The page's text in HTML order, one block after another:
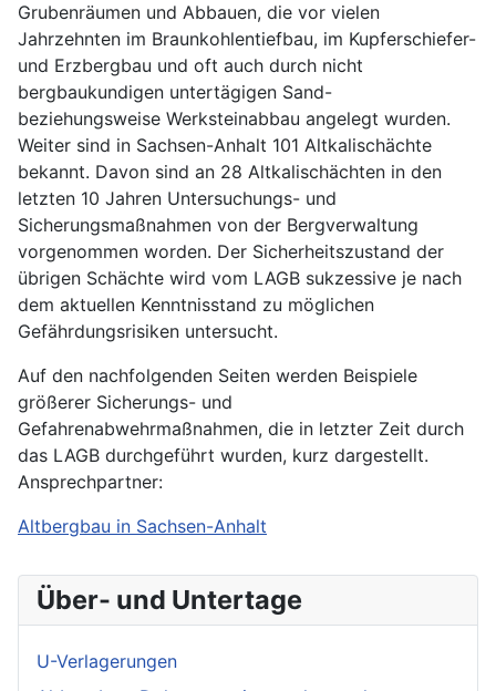
Grubenräumen und Abbauen, die vor vielen
Jahrzehnten im Braunkohlentiefbau, im Kupferschiefer-
und Erzbergbau und oft auch durch nicht
bergbaukundigen untertägigen Sand-
beziehungsweise Werksteinabbau angelegt wurden.
Weiter sind in Sachsen-Anhalt 101 Altkalischächte
bekannt. Davon sind an 28 Altkalischächten in den
letzten 10 Jahren Untersuchungs- und
Sicherungsmaßnahmen von der Bergverwaltung
vorgenommen worden. Der Sicherheitszustand der
übrigen Schächte wird vom LAGB sukzessive je nach
dem aktuellen Kenntnisstand zu möglichen
Gefährdungsrisiken untersucht.
Auf den nachfolgenden Seiten werden Beispiele
größerer Sicherungs- und
Gefahrenabwehrmaßnahmen, die in letzter Zeit durch
das LAGB durchgeführt wurden, kurz dargestellt.
Ansprechpartner:
Altbergbau in Sachsen-Anhalt
Über- und Untertage
U-Verlagerungen